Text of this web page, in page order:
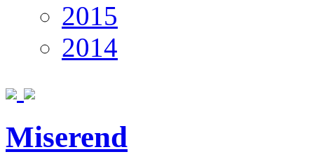
2015
2014
Miserend